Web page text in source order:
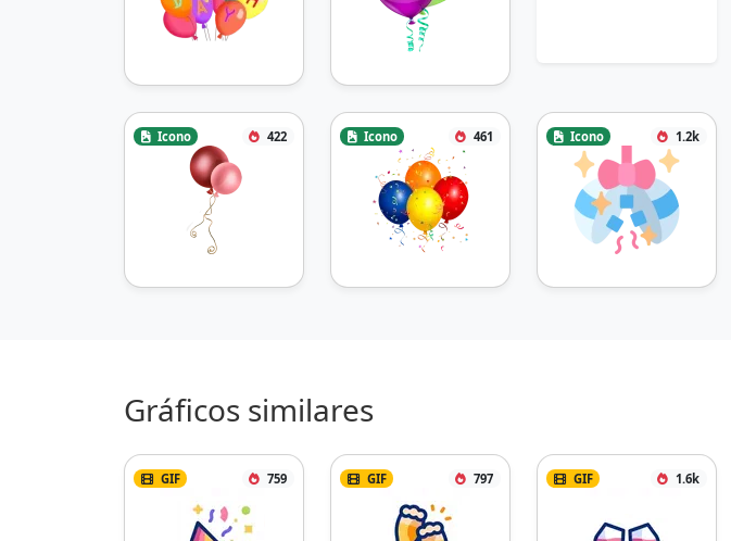
Icono 422 Icono 461 Icono 1.2k
Gráficos similares
GIF 759 GIF 797 GIF 1.6k